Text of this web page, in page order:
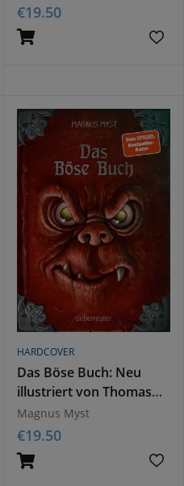
€19.50
HARDCOVER
Das Böse Buch: Neu
illustriert von Thomas
Hussung (Die Bösen
Bücher Bd. 1)
Magnus Myst
€19.50